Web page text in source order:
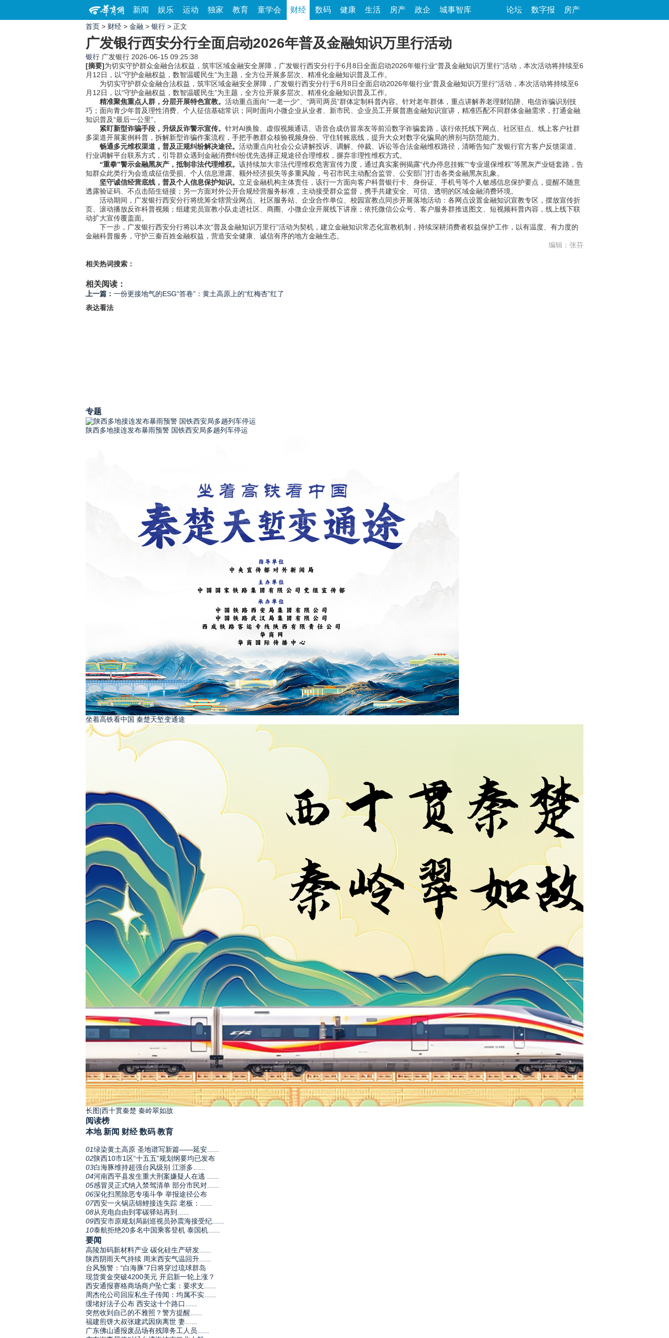
新闻 娱乐 运动 独家 教育 童学会 财经 数码 健康 生活 房产 政企 城事智库 论坛 数字报 房产
首页 > 财经 > 金融 > 银行 > 正文
广发银行西安分行全面启动2026年普及金融知识万里行活动
银行 广发银行 2026-06-15 09:25:38
[摘要]为切实守护群众金融合法权益，筑牢区域金融安全屏障，广发银行西安分行于6月8日全面启动2026年银行业“普及金融知识万里行”活动，本次活动将持续至6
月12日，以“守护金融权益，数智温暖民生”为主题，全方位开展多层次、精准化金融知识普及工作。
为切实守护群众金融合法权益，筑牢区域金融安全屏障，广发银行西安分行于6月8日全面启动2026年银行业“普及金融知识万里行”活动，本次活动将持续至6
月12日，以“守护金融权益，数智温暖民生”为主题，全方位开展多层次、精准化金融知识普及工作。
精准聚焦重点人群，分层开展特色宣教。 活动重点面向“一老一少”、“两司两员”群体定制科普内容。针对老年群体，重点讲解养老理财陷阱、电信诈骗识别技
巧；面向青少年普及理性消费、个人征信基础常识；同时面向小微企业从业者、新市民、企业员工开展普惠金融知识宣讲，精准匹配不同群体金融需求，打通金融
知识普及“最后一公里”。
紧盯新型诈骗手段，升级反诈警示宣传。 针对AI换脸、虚假视频通话、语音合成仿冒亲友等前沿数字诈骗套路，该行依托线下网点、社区驻点、线上客户社群
多渠道开展案例科普，拆解新型诈骗作案流程，手把手教群众核验视频身份、守住转账底线，提升大众对数字化骗局的辨别与防范能力。
畅通多元维权渠道，普及正规纠纷解决途径。 活动重点向社会公众讲解投诉、调解、仲裁、诉讼等合法金融维权路径，清晰告知广发银行官方客户反馈渠道、
行业调解平台联系方式，引导群众遇到金融消费纠纷优先选择正规途径合理维权，摒弃非理性维权方式。
“重拳”警示金融黑灰产，抵制非法代理维权。 该持续加大非法代理维权危害宣传力度，通过真实案例揭露“代办停息挂账”“专业退保维权”等黑灰产业链套路，告
知群众此类行为会造成征信受损、个人信息泄露、额外经济损失等多重风险，号召市民主动配合监管、公安部门打击各类金融黑灰乱象。
坚守诚信经营底线，普及个人信息保护知识。 立足金融机构主体责任，该行一方面向客户科普银行卡、身份证、手机号等个人敏感信息保护要点，提醒不随意
透露验证码、不点击陌生链接；另一方面对外公开合规经营服务标准，主动接受群众监督，携手共建安全、可信、透明的区域金融消费环境。
活动期间，广发银行西安分行将统筹全辖营业网点、社区服务站、企业合作单位、校园宣教点同步开展落地活动：各网点设置金融知识宣教专区，摆放宣传折
页、滚动播放反诈科普视频；组建党员宣教小队走进社区、商圈、小微企业开展线下讲座；依托微信公众号、客户服务群推送图文、短视频科普内容，线上线下联
动扩大宣传覆盖面。
下一步，广发银行西安分行将以本次“普及金融知识万里行”活动为契机，建立金融知识常态化宣教机制，持续深耕消费者权益保护工作，以有温度、有力度的
金融科普服务，守护三秦百姓金融权益，营造安全健康、诚信有序的地方金融生态。
编辑：张芬
相关热词搜索：
相关阅读：
上一篇： 一份更接地气的ESG“答卷”：黄土高原上的“红梅杏”红了
表达看法
专题
陕西多地接连发布暴雨预警 国铁西安局多趟列车停运
坐着高铁看中国 秦楚天堑变通途
长图|西十贯秦楚 秦岭翠如故
阅读榜
本地 新闻 财经 数码 教育
01绿染黄土高原 圣地谱写新篇——延安......
02陕西10市1区“十五五”规划纲要均已发布
03白海豚维持超强台风级别 江浙多......
04河南西平县发生重大刑案嫌疑人在逃 ......
05感冒灵正式纳入禁驾清单 部分市民对......
06深化扫黑除恶专项斗争 举报途径公布
07西安一火锅店锦鲤接连失踪 老板：......
08从充电自由到零碳驿站再到......
09西安市原规划局副巡视员孙震海接受纪......
10泰航拒绝20多名中国乘客登机 泰国机......
要闻
高陵加码新材料产业 碳化硅生产研发......
陕西阴雨天气持续 周末西安气温回升......
台风预警：“白海豚”7日将穿过琉球群岛
现货黄金突破4200美元 开启新一轮上涨？
西安通报赛格商场商户坠亡案：要求支......
周杰伦公司回应私生子传闻：均属不实......
缓堵好法子公布 西安这十个路口......
突然收到自己的不雅照？警方提醒......
福建煎饼大叔张建武因病离世 妻......
广东佛山通报废品场有残障务工人员......